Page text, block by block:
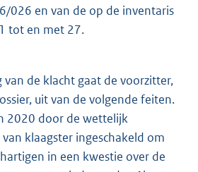
026 en van de op de inventaris
tot en met 27.
de klacht gaat de voorzitter,
uit van de volgende feiten.
2020 door de wettelijk
klaagster ingeschakeld om
in een kwestie over de